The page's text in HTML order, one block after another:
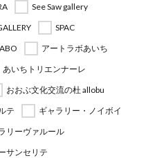
See Saw gallery
SPAC
アートラボあいち
あいちトリエンナーレ
おおぶ文化交流の杜 allobu
テ
ギャラリー・ノイボイ
リーヴァルール
サンセリテ